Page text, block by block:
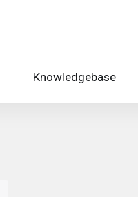
Knowledgebase